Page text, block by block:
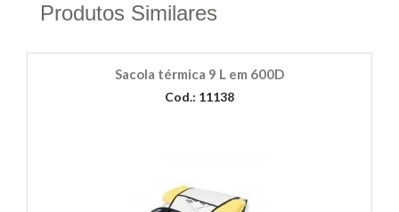
Produtos Similares
Sacola térmica 9 L em 600D
Cod.: 11138